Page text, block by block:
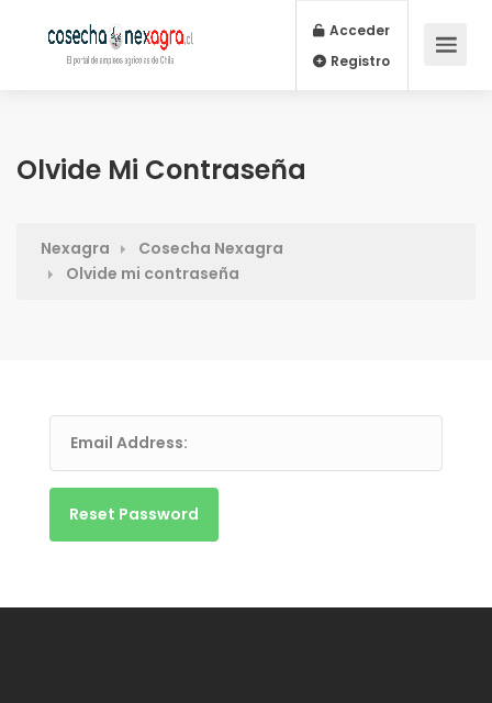
Acceder
Registro
Olvide Mi Contraseña
Nexagra
Cosecha Nexagra
Olvide mi contraseña